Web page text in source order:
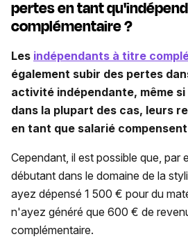
pertes en tant
complémentaire ?
Les indépendants à titre
également subir des pertes
activité indépendante, même
dans la plupart des cas, leurs
en tant que salarié
Cependant, il est possible que, par
débutant dans le domaine de la
ayez dépensé 1 500 € pour du
n'ayez généré que 600 € de
complémentaire.